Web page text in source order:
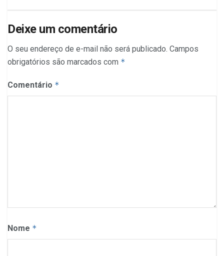
Deixe um comentário
O seu endereço de e-mail não será publicado. Campos
obrigatórios são marcados com *
Comentário *
Nome *